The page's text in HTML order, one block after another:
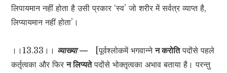
लिपायमान नहीं होता है उसी प्रकार ‘स्व’ जो शरीर में सर्वत्र व्याप्त है,
लिप्यायमान नहीं होता’।
।।13.33।। व्याख्या — [पूर्वश्लोकमें भगवान्नेन करोतिपदोंसे पहले
कर्तृत्वका और फिरन लिप्यतेपदोंसे भोक्तृत्वका अभाव बताया है। परन्तु